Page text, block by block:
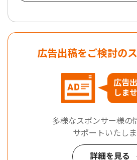
広告出稿をご検討の
広告
しま
多様なスポンサー様の
サポートいたしま
詳細を見る